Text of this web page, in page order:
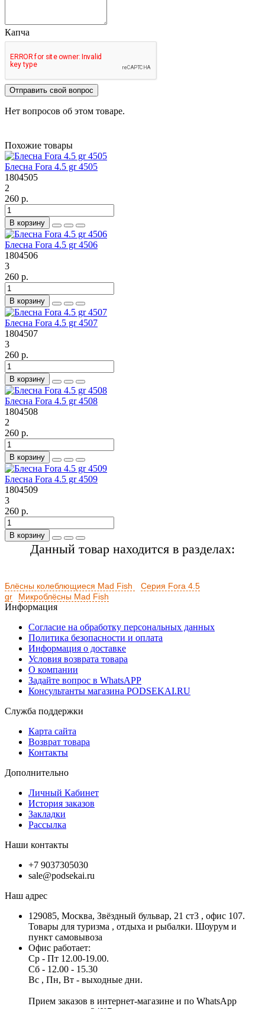
Капча
Отправить свой вопрос
Нет вопросов об этом товаре.
Похожие товары
Блесна Fora 4.5 gr 4505
1804505
2
260 р.
В корзину
Блесна Fora 4.5 gr 4506
1804506
3
260 р.
В корзину
Блесна Fora 4.5 gr 4507
1804507
3
260 р.
В корзину
Блесна Fora 4.5 gr 4508
1804508
2
260 р.
В корзину
Блесна Fora 4.5 gr 4509
1804509
3
260 р.
В корзину
Данный товар находится в разделах:
Блёсны колеблющиеся Mad Fish
Серия Fora 4.5
gr
Микроблёсны Mad Fish
Информация
Согласие на обработку персональных данных
Политика безопасности и оплата
Информация о доставке
Условия возврата товара
О компании
Задайте вопрос в WhatsAPP
Консультанты магазина PODSEKAI.RU
Служба поддержки
Карта сайта
Возврат товара
Контакты
Дополнительно
Личный Кабинет
История заказов
Закладки
Рассылка
Наши контакты
+7 9037305030
sale@podsekai.ru
Наш адрес
129085, Москва, Звёздный бульвар, 21 ст3 , офис 107.
Товары для туризма , отдыха и рыбалки. Шоурум и
пункт самовывоза
Офис работает:
Ср - Пт 12.00-19.00.
Сб - 12.00 - 15.30
Вс , Пн, Вт - выходные дни.
Прием заказов в интернет-магазине и по WhatsApp